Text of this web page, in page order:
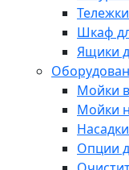
Шкаф
Ящики
Мойки
Мойки
Опции